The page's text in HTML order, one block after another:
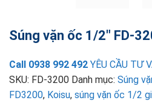
Súng vặn ốc 1/2″ FD-
Call 0938 992 492 YÊU CẦU TƯ
SKU: FD-3200 Danh mục: Súng
FD3200, Koisu, súng vặn ốc 1/2